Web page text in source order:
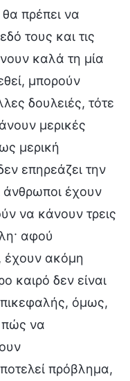
θα πρέπει να
τους και τις
καλά τη μία
μπορούν
δουλειές, τότε
μερικές
μερική
επηρεάζει την
άνθρωποι έχουν
να κάνουν τρεις
αφού
έχουν ακόμη
καιρό δεν είναι
όμως,
πώς να
πρόβλημα,